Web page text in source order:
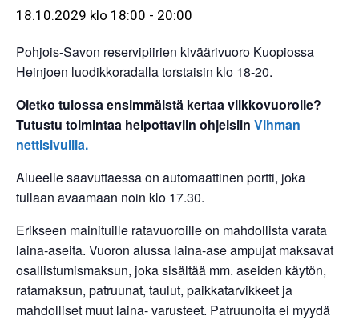
18.10.2029 klo 18:00 - 20:00
Pohjois-Savon reservipiirien kiväärivuoro Kuopiossa
Heinjoen luodikkoradalla torstaisin klo 18-20.
Oletko tulossa ensimmäistä kertaa viikkovuorolle?
Tutustu toimintaa helpottaviin ohjeisiin Vihman
nettisivuilla.
Alueelle saavuttaessa on automaattinen portti, joka
tullaan avaamaan noin klo 17.30.
Erikseen mainituille ratavuoroille on mahdollista varata
laina-aseita. Vuoron alussa laina-ase ampujat maksavat
osallistumismaksun, joka sisältää mm. aseiden käytön,
ratamaksun, patruunat, taulut, paikkatarvikkeet ja
mahdolliset muut laina- varusteet. Patruunoita ei myydä